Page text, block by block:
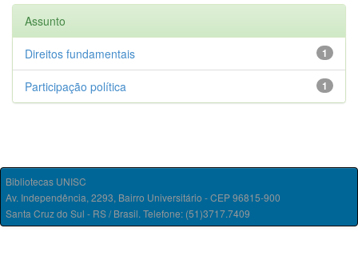
Assunto
1
Direitos fundamentais
1
Participação política
Bibliotecas UNISC
Av. Independência, 2293, Bairro Universitário - CEP 96815-900
Santa Cruz do Sul - RS / Brasil. Telefone: (51)3717.7409